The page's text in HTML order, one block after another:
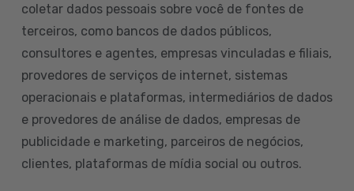
coletar dados pessoais sobre você de fontes de
terceiros, como bancos de dados públicos,
consultores e agentes, empresas vinculadas e filiais,
provedores de serviços de internet, sistemas
operacionais e plataformas, intermediários de dados
e provedores de análise de dados, empresas de
publicidade e marketing, parceiros de negócios,
clientes, plataformas de mídia social ou outros.